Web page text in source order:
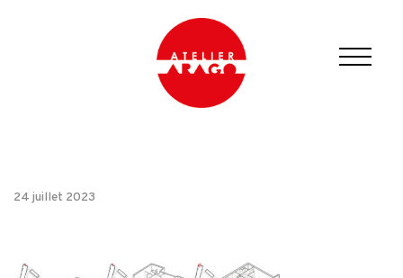
24 juillet 2023